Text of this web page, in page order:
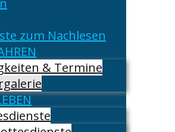
zum Nachlesen
& Termine